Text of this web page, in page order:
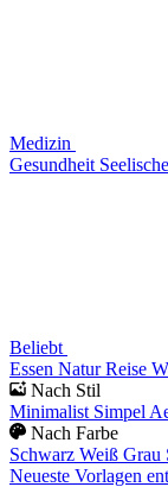
Medizin
Gesundheit
Beliebt
Essen Natur Reise
Nach Stil
Minimalist Simpel
Nach Farbe
Schwarz Weiß Grau
Neueste Vorlagen